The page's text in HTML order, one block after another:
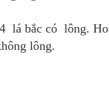
lá bắc có lông.
lông.